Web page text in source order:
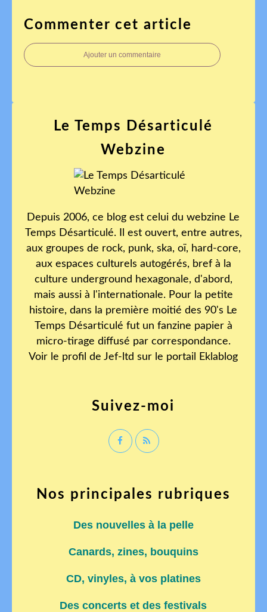
Commenter cet article
Ajouter un commentaire
Le Temps Désarticulé
Webzine
Depuis 2006, ce blog est celui du webzine Le
Temps Désarticulé. Il est ouvert, entre autres,
aux groupes de rock, punk, ska, oï, hard-core,
aux espaces culturels autogérés, bref à la
culture underground hexagonale, d'abord,
mais aussi à l'internationale. Pour la petite
histoire, dans la première moitié des 90's Le
Temps Désarticulé fut un fanzine papier à
micro-tirage diffusé par correspondance.
Voir le profil deJef-ltd sur le portail Eklablog
Suivez-moi
Nos principales rubriques
Des nouvelles à la pelle
Canards, zines, bouquins
CD, vinyles, à vos platines
Des concerts et des festivals